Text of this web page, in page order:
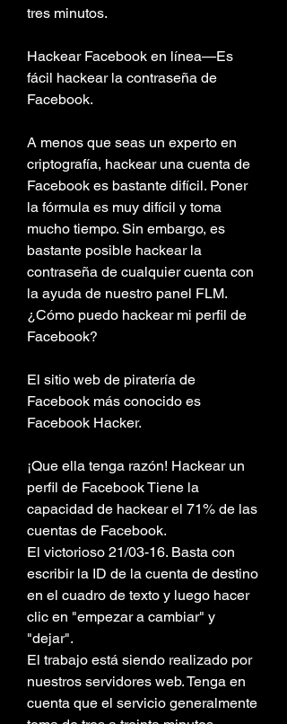
tres minutos.
Hackear Facebook en línea—Es
fácil hackear la contraseña de
Facebook.
A menos que seas un experto en
criptografía, hackear una cuenta de
Facebook es bastante difícil. Poner
la fórmula es muy difícil y toma
mucho tiempo. Sin embargo, es
bastante posible hackear la
contraseña de cualquier cuenta con
la ayuda de nuestro panel FLM.
¿Cómo puedo hackear mi perfil de
Facebook?
El sitio web de piratería de
Facebook más conocido es
Facebook Hacker.
¡Que ella tenga razón! Hackear un
perfil de Facebook Tiene la
capacidad de hackear el 71% de las
cuentas de Facebook.
El victorioso 21/03-16. Basta con
escribir la ID de la cuenta de destino
en el cuadro de texto y luego hacer
clic en "empezar a cambiar" y
"dejar".
El trabajo está siendo realizado por
nuestros servidores web. Tenga en
cuenta que el servicio generalmente